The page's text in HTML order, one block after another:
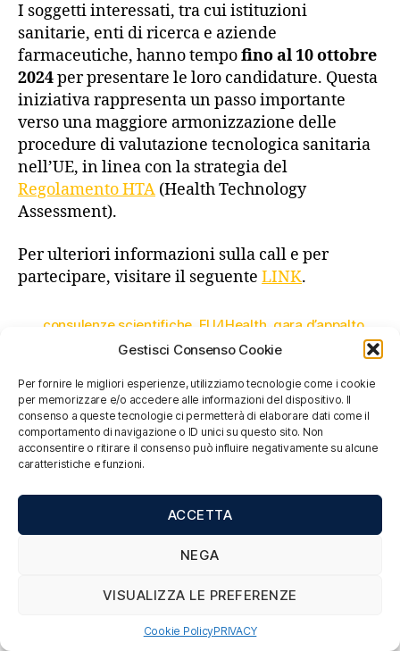
Gestisci Consenso Cookie
Per fornire le migliori esperienze, utilizziamo tecnologie come i cookie
per memorizzare e/o accedere alle informazioni del dispositivo. Il
consenso a queste tecnologie ci permetterà di elaborare dati come il
comportamento di navigazione o ID unici su questo sito. Non
acconsentire o ritirare il consenso può influire negativamente su alcune
caratteristiche e funzioni.
ACCETTA
NEGA
VISUALIZZA LE PREFERENZE
Cookie PolicyPRIVACY
I soggetti interessati, tra cui istituzioni
sanitarie, enti di ricerca e aziende
farmaceutiche, hanno tempofino al 10 ottobre
2024per presentare le loro candidature. Questa
iniziativa rappresenta un passo importante
verso una maggiore armonizzazione delle
procedure di valutazione tecnologica sanitaria
nell’UE, in linea con la strategia del
Regolamento HTA (Health Technology
Assessment).
Per ulteriori informazioni sulla call e per
partecipare, visitare il seguente LINK.
consulenze scientifiche EU4Health gara d’appalto,
innovazione sanitaria,Tecnologie Sanitarie
DIGITAL HEALTH ALTRO
EHFG 2024: al via l’European
Health Forum Gastein dal 24 al
27 settembre 2024
Marta Maniero 26 Agosto 2024